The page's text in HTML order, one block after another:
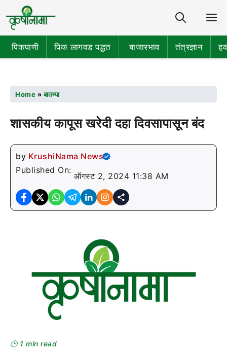
पिकपाणी पिक लागवड पद्धत बाजारभाव तंत्रज्ञान
Home »बातम्या
शासकीय कापूस खरेदी दहा दिवसापासून बंद
by KrushiNama News
Published On:
ऑगस्ट 2, 2024 11:38 AM
🕒 1 min read